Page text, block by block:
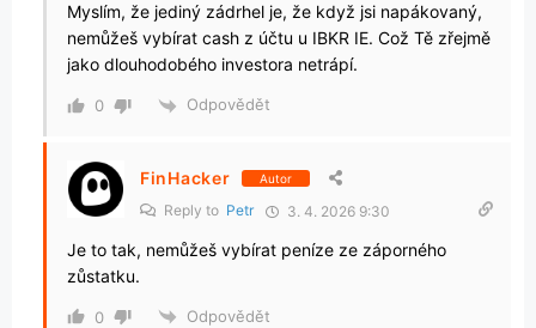
Myslím, že jediný zádrhel je, že když jsi napákovaný,
nemůžeš vybírat cash z účtu u IBKR IE. Což Tě zřejmě
jako dlouhodobého investora netrápí.
0 Odpovědět
FinHacker Autor
Reply to Petr 3. 4. 2026 9:30
Je to tak, nemůžeš vybírat peníze ze záporného
zůstatku.
0 Odpovědět